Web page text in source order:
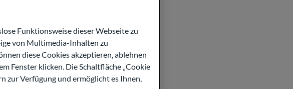
Funktionsweise dieser Webseite zu
von Multimedia-Inhalten zu
diese Cookies akzeptieren, ablehnen
Fenster klicken. Die Schaltfläche „Cookie
zur Verfügung und ermöglicht es Ihnen,